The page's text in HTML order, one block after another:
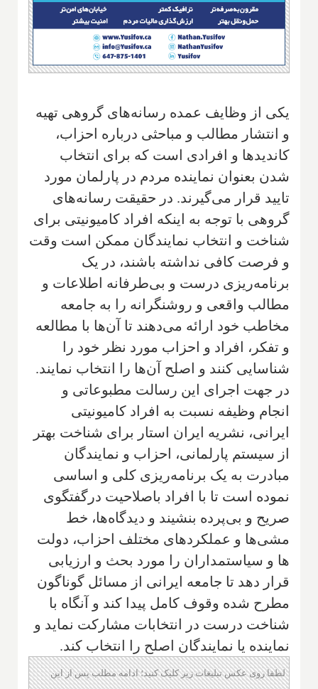
یکی از وظایف عمده رسانه‌های گروهی تهیه
و انتشار مطالب و مباحثی درباره احزاب،
کاندید‌ها و افرادی است که برای انتخاب
شدن بعنوان نماینده مردم در پارلمان مورد
تایید قرار می‌گیرند. در حقیقت رسانه‌های
گروهی با توجه به اینکه افراد کامیونیتی برای
شناخت و انتخاب نمایندگان ممکن است وقت
و فرصت کافی نداشته باشند، در یک
برنامه‌ریزی درست و بی‌طرفانه اطلاعات و
مطالب واقعی و روشنگرانه را به جامعه
مخاطب خود ارائه می‌دهند تا آن‌ها با مطالعه
و تفکر، افراد و احزاب مورد نظر خود را
شناسایی کنند و اصلح آن‌ها را انتخاب نمایند.
در جهت اجرای این رسالت مطبوعاتی و
انجام وظیفه نسبت به افراد کامیونیتی
ایرانی، نشریه ایران استار برای شناخت بهتر
از سیستم پارلمانی، احزاب و نمایندگان
مبادرت به یک برنامه‌ریزی کلی و اساسی
نموده است تا با افراد با‌صلاحیت درگفتگوی
صریح و بی‌پرده بنشیند و دیدگاه‌ها، خط
مشی‌ها و عملکردهای مختلف احزاب، دولت
ها و سیاستمداران را مورد بحث و ارزیابی
قرار دهد تا جامعه ایرانی از مسائل گوناگون
مطرح شده وقوف کامل پیدا کند و آنگاه با
شناخت درست در انتخابات مشارکت نماید و
نماینده یا نمایندگان اصلح را انتخاب کند.
لطفا روی عکس تبلیغات زیر کلیک کنید؛ ادامه مطلب پس از این